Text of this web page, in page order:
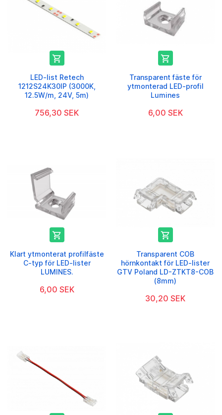

LED-list Retech
1212S24K30IP (3000K,
12.5W/m, 24V, 5m)
756,30 SEK

Transparent fäste för
ytmonterad LED-profil
Lumines
6,00 SEK

Klart ytmonterat profilfäste
C-typ för LED-lister
LUMINES.
6,00 SEK

Transparent COB
hörnkontakt för LED-lister
GTV Poland LD-ZTKT8-COB
(8mm)
30,20 SEK